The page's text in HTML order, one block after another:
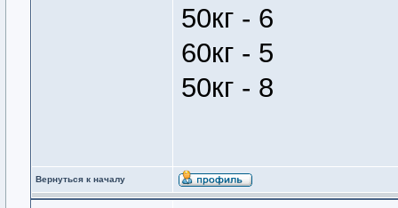
50кг - 6
60кг - 5
50кг - 8
Вернуться к началу